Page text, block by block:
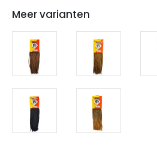
Meer varianten